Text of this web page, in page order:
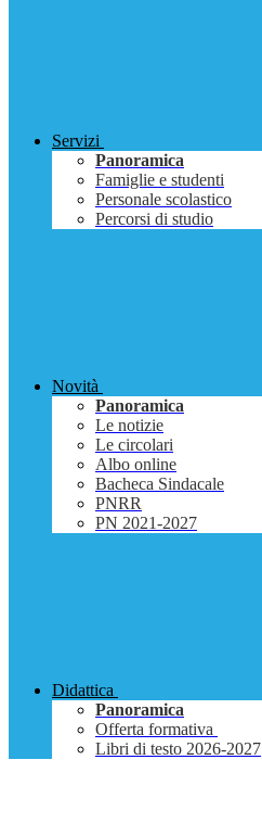
Servizi
Panoramica
Famiglie e studenti
Personale scolastico
Percorsi di studio
Novità
Panoramica
Le notizie
Le circolari
Albo online
Bacheca Sindacale
PNRR
PN 2021-2027
Didattica
Panoramica
Offerta formativa
Libri di testo 2026-2027